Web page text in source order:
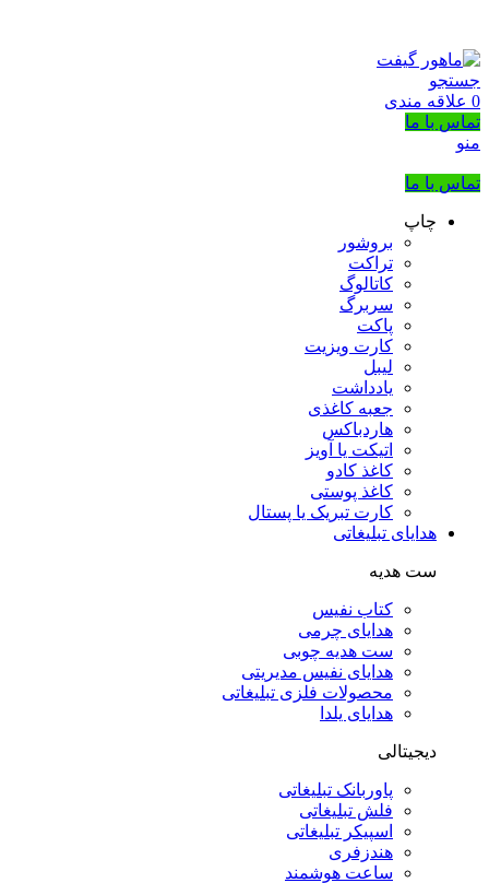
جستجو
0 علاقه مندی
تماس با ما
منو
تماس با ما
چاپ
بروشور
تراکت
کاتالوگ
سربرگ
پاکت
کارت ویزیت
لیبل
یادداشت
جعبه کاغذی
هاردباکس
اتیکت یا آویز
کاغذ کادو
کاغذ پوستی
کارت تبریک یا پستال
هدایای تبلیغاتی
ست هدیه
کتاب نفیس
هدایای چرمی
ست هدیه چوبی
هدایای نفیس مدیریتی
محصولات فلزی تبلیغاتی
هدایای یلدا
دیجیتالی
پاوربانک تبلیغاتی
فلش تبلیغاتی
اسپیکر تبلیغاتی
هندزفری
ساعت هوشمند